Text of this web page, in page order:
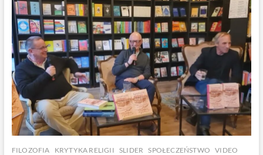
FILOZOFIA KRYTYKA RELIGII SLIDER SPOŁECZEŃSTWO VIDEO